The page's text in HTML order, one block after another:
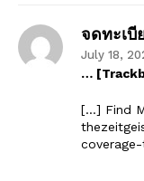
จดทะเ
July 18,
…
[…] Find